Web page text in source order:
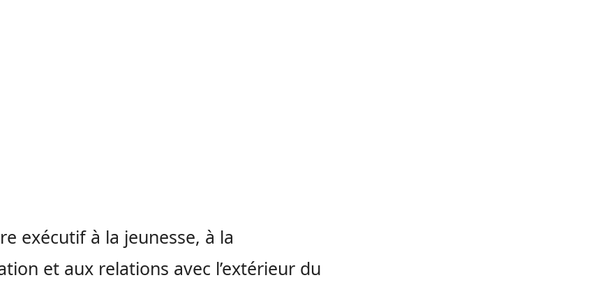
exécutif à la jeunesse, à la
et aux relations avec l’extérieur du